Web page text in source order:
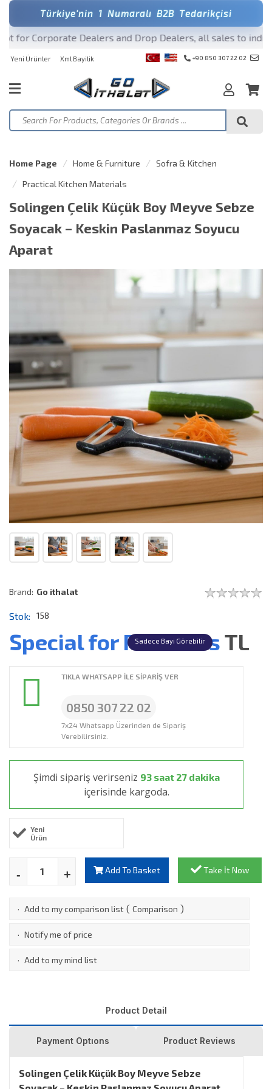
Türkiye'nin 1 Numaralı B2B Tedarikçisi
Corporate Dealers and Drop Dealers, all sales to
Yeni Ürünler Xml Bayilik +90 850 307 22 02
Home Page Home & Furniture
Sofra & Kitchen
Practical Kitchen Materials
Solingen Çelik Küçük Boy Meyve Sebze
Soyacak – Keskin Paslanmaz Soyucu
Aparat
Brand: Go ithalat
Stok: 158
Sadece Bayi Görebilir
Special for ResellersTL
TIKLA WHATSAPP İLE SİPARİŞ VER
0850 307 22 02
7x24 Whatsapp Üzerinden de Sipariş
Verebilirsiniz.
Şimdi sipariş verirseniz 93 saat 27 dakika
içerisinde kargoda.
Yeni
Ürün
Add To Basket Take İt Now
· Add to my comparison list ( Comparison )
· Notify me of price
· Add to my mind list
Product Detail
Payment Optıons Product Reviews
Solingen Çelik Küçük Boy Meyve Sebze